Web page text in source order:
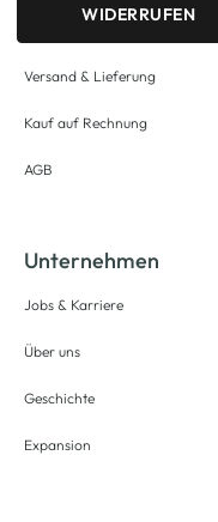
WIDERRUFEN
Versand & Lieferung
Kauf auf Rechnung
AGB
Unternehmen
Jobs & Karriere
Über uns
Geschichte
Expansion